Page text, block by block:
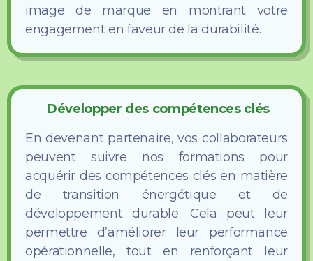
image de marque en montrant votre
engagement en faveur de la durabilité.
Développer des compétences clés
En devenant partenaire, vos collaborateurs
peuvent suivre nos formations pour
acquérir des compétences clés en matière
de transition énergétique et de
développement durable. Cela peut leur
permettre d’améliorer leur performance
opérationnelle, tout en renforçant leur